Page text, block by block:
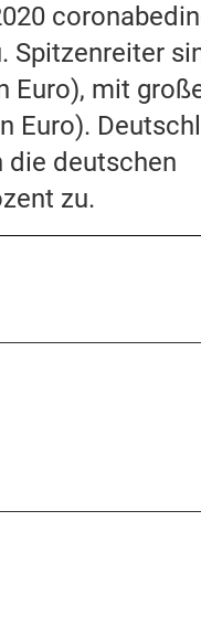
Spitzenreiter
Euro), mit
Euro).
die deutschen
zu.